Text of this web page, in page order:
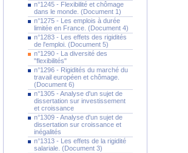
n°1245 - Flexibilité et chômage
dans le monde. (Document 1)
n°1275 - Les emplois à durée
limitée en France. (Document 4)
n°1283 - Les effets des rigidités
de l'emploi. (Document 5)
n°1290 - La diversité des
"flexibilités"
n°1296 - Rigidités du marché du
travail européen et chômage.
(Document 6)
n°1305 - Analyse d'un sujet de
dissertation sur investissement
et croissance
n°1309 - Analyse d'un sujet de
dissertation sur croissance et
inégalités
n°1313 - Les effets de la rigidité
salariale. (Document 3)